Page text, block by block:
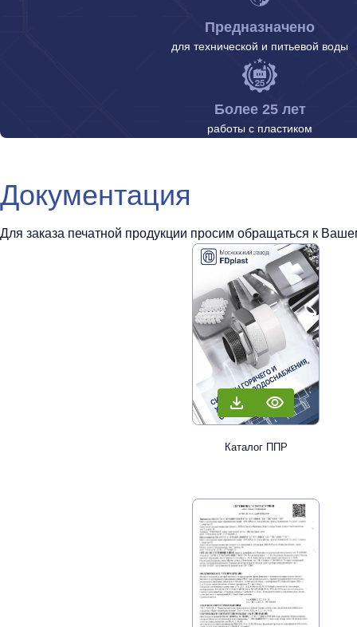
Предназначено
для технической и питьевой воды
Более 25 лет
работы с пластиком
Документация
Для заказа печатной продукции просим обращаться к
Каталог ППР